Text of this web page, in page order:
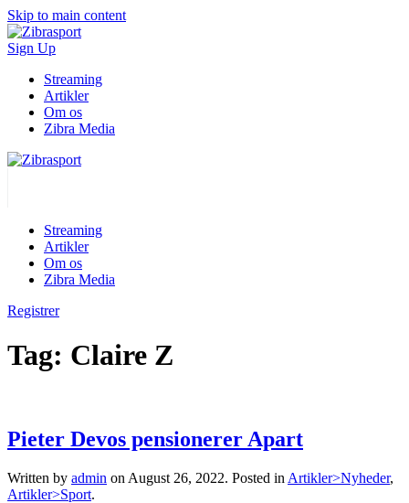
Skip to main content
Sign Up
Streaming
Artikler
Om os
Zibra Media
Streaming
Artikler
Om os
Zibra Media
Registrer
Tag: Claire Z
Pieter Devos pensionerer Apart
Written by admin on August 26, 2022. Posted in Artikler>Nyheder,
Artikler>Sport.